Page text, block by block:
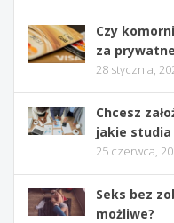
Czy
za
28 stycznia,
Chcesz
jakie
25 czerwca,
Seks bez
możliwe?